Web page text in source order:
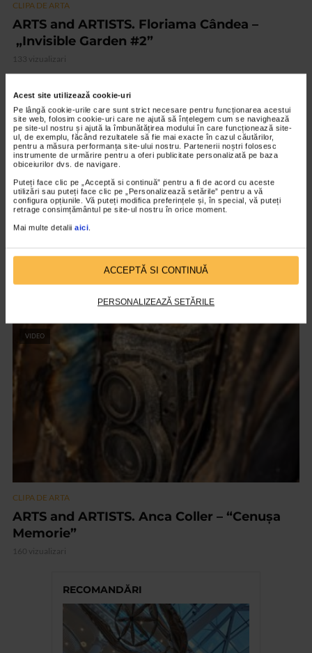
Acest site utilizează cookie-uri
Pe lângă cookie-urile care sunt strict necesare pentru funcționarea acestui
site web, folosim cookie-uri care ne ajută să înțelegem cum se navighează
pe site-ul nostru și ajută la îmbunătățirea modului în care funcționează site-
ul, de exemplu, făcând rezultatele să fie mai exacte în cazul căutărilor,
pentru a măsura performanța site-ului nostru. Partenerii noștri folosesc
instrumente de urmărire pentru a oferi publicitate personalizată pe baza
obiceiurilor dvs. de navigare.
Puteți face clic pe „Acceptă si continuă” pentru a fi de acord cu aceste
utilizări sau puteți face clic pe „Personalizează setările” pentru a vă
configura opțiunile. Vă puteți modifica preferințele și, în special, vă puteți
retrage consimțământul pe site-ul nostru în orice moment.
Mai multe detalii aici
ACCEPTĂ SI CONTINUĂ
PERSONALIZEAZĂ SETĂRILE
CLIPA DE ARTA
ARTS and ARTISTS. Floriama Cândea –
„Invisible Garden #2”
133 vizualizari
VIDEO
CLIPA DE ARTA
Nicolae Tonitza – Pictor al copiilor
VIDEO
CLIPA DE ARTA
ARTS and ARTISTS. Anca Coller – “Cenușa
Memorie”
160 vizualizari
RECOMANDĂRI